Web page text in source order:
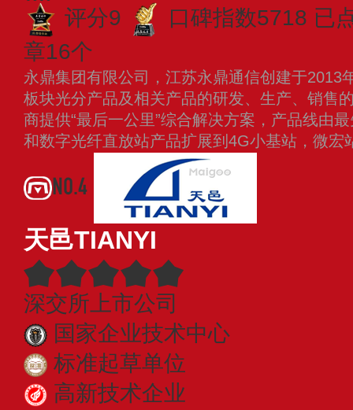
评分9
口碑指数5718 已
章16个
永鼎集团有限公司，江苏永鼎通信创建于2013
板块光分产品及相关产品的研发、生产、销售
商提供“最后一公里”综合解决方案，产品线由
和数字光纤直放站产品扩展到4G小基站，微
NO.4
天邑TIANYI
深交所上市公司
国家企业技术中心
标准起草单位
高新技术企业